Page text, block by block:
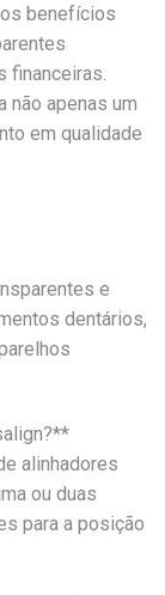
benefícios
financeiras.
não apenas um
em qualidade
e
dentários,
alinhadores
ou duas
para a posição